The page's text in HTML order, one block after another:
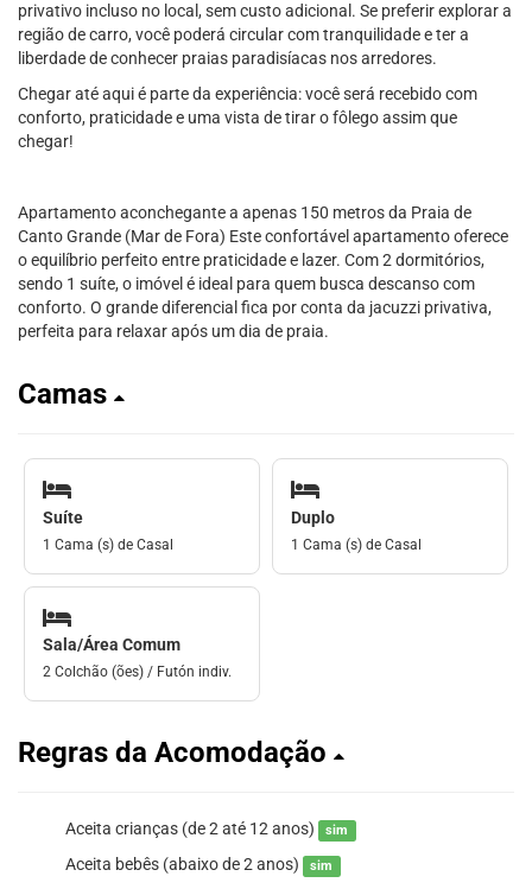
privativo incluso no local, sem custo adicional. Se preferir explorar a
região de carro, você poderá circular com tranquilidade e ter a
liberdade de conhecer praias paradisíacas nos arredores.
Chegar até aqui é parte da experiência: você será recebido com
conforto, praticidade e uma vista de tirar o fôlego assim que
chegar!
Apartamento aconchegante a apenas 150 metros da Praia de
Canto Grande (Mar de Fora) Este confortável apartamento oferece
o equilíbrio perfeito entre praticidade e lazer. Com 2 dormitórios,
sendo 1 suíte, o imóvel é ideal para quem busca descanso com
conforto. O grande diferencial fica por conta da jacuzzi privativa,
perfeita para relaxar após um dia de praia.
Camas
Suíte
1 Cama (s) de Casal
Duplo
1 Cama (s) de Casal
Sala/Área Comum
2 Colchão (ões) / Futón indiv.
Regras da Acomodação
Aceita crianças (de 2 até 12 anos) sim
Aceita bebês (abaixo de 2 anos) sim